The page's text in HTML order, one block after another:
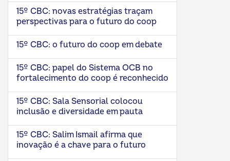
15º CBC: novas estratégias traçam
perspectivas para o futuro do coop
15º CBC: o futuro do coop em debate
15º CBC: papel do Sistema OCB no
fortalecimento do coop é reconhecido
15º CBC: Sala Sensorial colocou
inclusão e diversidade em pauta
15º CBC: Salim Ismail afirma que
inovação é a chave para o futuro